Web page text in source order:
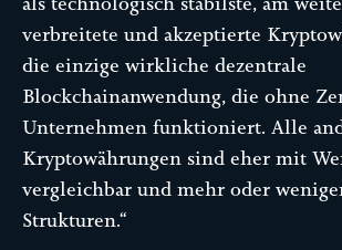
verbreitete und akzeptierte
die einzige wirkliche dezentrale
Blockchainanwendung, die ohne
Unternehmen funktioniert. Alle
Kryptowährungen sind eher mit
vergleichbar und mehr oder
Strukturen.“